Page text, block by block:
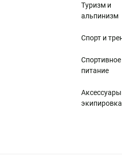
Туризм и
альпинизм
Спорт и
Спортивное
питание
Аксессуары
экипировка